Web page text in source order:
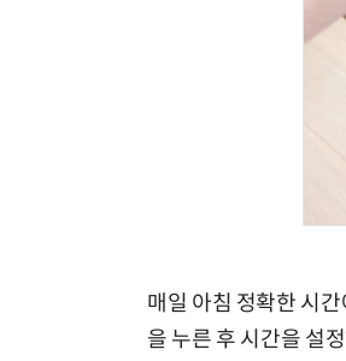
매일 아침 정확한 시
을 누른 후 시간을 설